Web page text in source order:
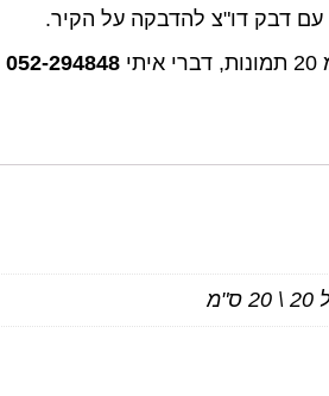
דבק דו"צ להדבקה על הקיר.
052-294848